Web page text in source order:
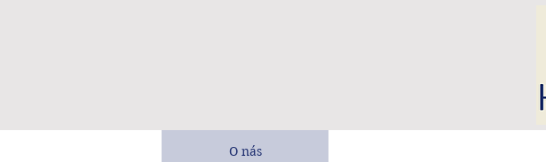
O nás